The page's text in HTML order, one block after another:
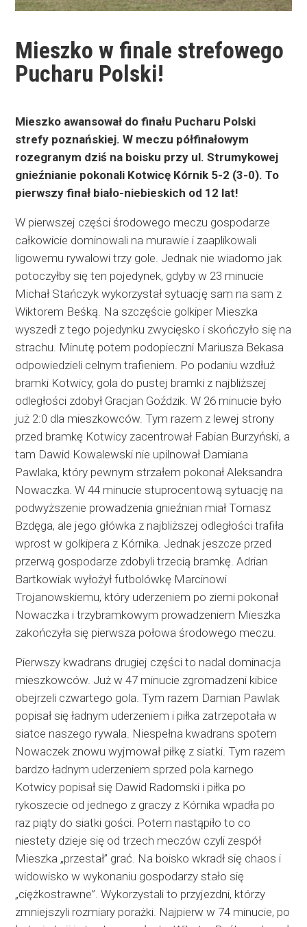
Mieszko w finale strefowego
Pucharu Polski!
Mieszko awansował do finału Pucharu Polski
strefy poznańskiej. W meczu półfinałowym
rozegranym dziś na boisku przy ul. Strumykowej
gnieźnianie pokonali Kotwicę Kórnik 5-2 (3-0). To
pierwszy finał biało-niebieskich od 12 lat!
W pierwszej części środowego meczu gospodarze
całkowicie dominowali na murawie i zaaplikowali
ligowemu rywalowi trzy gole. Jednak nie wiadomo jak
potoczyłby się ten pojedynek, gdyby w 23 minucie
Michał Stańczyk wykorzystał sytuację sam na sam z
Wiktorem Beśką. Na szczęście golkiper Mieszka
wyszedł z tego pojedynku zwycięsko i skończyło się na
strachu. Minutę potem podopieczni Mariusza Bekasa
odpowiedzieli celnym trafieniem. Po podaniu wzdłuż
bramki Kotwicy, gola do pustej bramki z najbliższej
odległości zdobył Gracjan Goździk. W 26 minucie było
już 2:0 dla mieszkowców. Tym razem z lewej strony
przed bramkę Kotwicy zacentrował Fabian Burzyński, a
tam Dawid Kowalewski nie upilnował Damiana
Pawlaka, który pewnym strzałem pokonał Aleksandra
Nowaczka. W 44 minucie stuprocentową sytuację na
podwyższenie prowadzenia gnieźnian miał Tomasz
Bzdęga, ale jego główka z najbliższej odległości trafiła
wprost w golkipera z Kórnika. Jednak jeszcze przed
przerwą gospodarze zdobyli trzecią bramkę. Adrian
Bartkowiak wyłożył futbolówkę Marcinowi
Trojanowskiemu, który uderzeniem po ziemi pokonał
Nowaczka i trzybramkowym prowadzeniem Mieszka
zakończyła się pierwsza połowa środowego meczu.
Pierwszy kwadrans drugiej części to nadal dominacja
mieszkowców. Już w 47 minucie zgromadzeni kibice
obejrzeli czwartego gola. Tym razem Damian Pawlak
popisał się ładnym uderzeniem i piłka zatrzepotała w
siatce naszego rywala. Niespełna kwadrans spotem
Nowaczek znowu wyjmował piłkę z siatki. Tym razem
bardzo ładnym uderzeniem sprzed pola karnego
Kotwicy popisał się Dawid Radomski i piłka po
rykoszecie od jednego z graczy z Kórnika wpadła po
raz piąty do siatki gości. Potem nastąpiło to co
niestety dzieje się od trzech meczów czyli zespół
Mieszka „przestał” grać. Na boisko wkradł się chaos i
widowisko w wykonaniu gospodarzy stało się
„ciężkostrawne”. Wykorzystali to przyjezdni, którzy
zmniejszyli rozmiary porażki. Najpierw w 74 minucie, po